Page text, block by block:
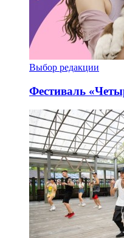
Выбор редакции
Фестиваль